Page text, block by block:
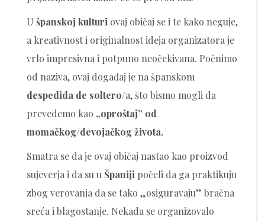
U španskoj kulturi ovaj običaj se i te kako neguje,
a kreativnost i originalnost ideja organizatora je
vrlo impresivna i potpuno neočekivana. Počnimo
od naziva, ovaj događaj je na španskom
despedida de soltero/a, što bismo mogli da
prevedemo kao „oproštaj” od
momačkog/devojačkog života.
Smatra se da je ovaj običaj nastao kao proizvod
sujeverja i da su u Španiji počeli da ga praktikuju
zbog verovanja da se tako „osiguravaju” bračna
sreća i blagostanje. Nekada se organizovalo